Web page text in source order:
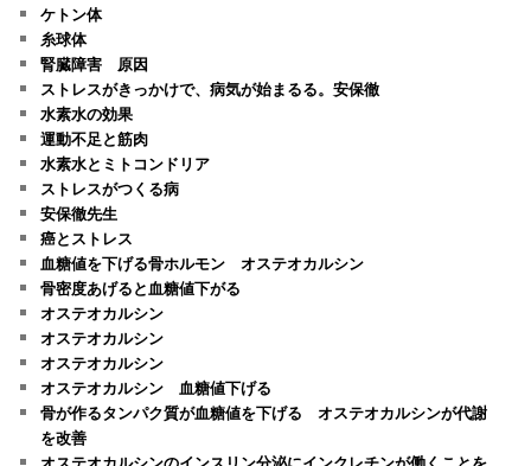
ケトン体
糸球体
腎臓障害 原因
ストレスがきっかけで、病気が始まるる。安保徹
水素水の効果
運動不足と筋肉
水素水とミトコンドリア
ストレスがつくる病
安保徹先生
癌とストレス
血糖値を下げる骨ホルモン オステオカルシン
骨密度あげると血糖値下がる
オステオカルシン
オステオカルシン
オステオカルシン
オステオカルシン 血糖値下げる
骨が作るタンパク質が血糖値を下げる オステオカルシンが代謝
を改善